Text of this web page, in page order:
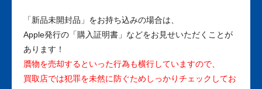
「新品未開封品」をお持ち込みの場合は、
Apple発行の「購入証明書」などをお見せいただくことが
あります！
贋物を売却するといった行為も横行していますので、
買取店では犯罪を未然に防ぐためしっかりチェックしてお